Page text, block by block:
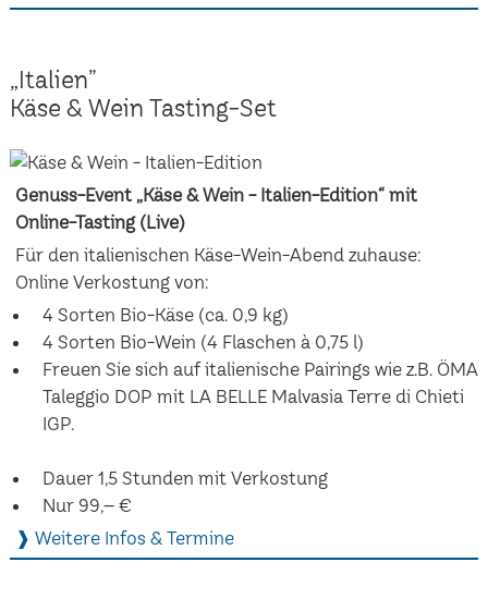
„Italien”
Käse & Wein Tasting-Set
Genuss-Event „Käse & Wein - Italien-Edition“ mit
Online-Tasting (Live)
Für den italienischen Käse-Wein-Abend zuhause:
Online Verkostung von:
4 Sorten Bio-Käse (ca. 0,9 kg)
4 Sorten Bio-Wein (4 Flaschen à 0,75 l)
Freuen Sie sich auf italienische Pairings wie z.B. ÖMA
Taleggio DOP mit LA BELLE Malvasia Terre di Chieti
IGP.
Dauer 1,5 Stunden mit Verkostung
Nur 99,– €
❱ Weitere Infos & Termine